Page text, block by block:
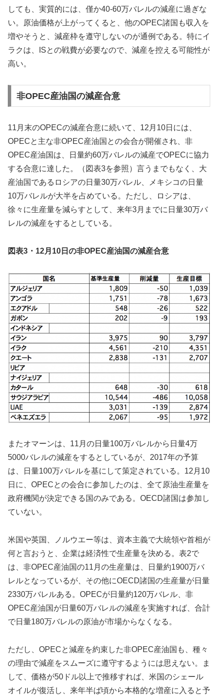
しても、実質的には、僅か40-60万バレルの減産に過ぎな
い。原油価格が上がってくると、他のOPEC諸国も収入を
増やそうと、減産枠を遵守しないのが通例である。特にイ
ラクは、ISとの戦費が必要なので、減産を控える可能性が
高い。
非OPEC産油国の減産合意
11月末のOPECの減産合意に続いて、12月10日には、
OPECと主な非OPEC産油国との会合が開催され、非
OPEC産油国は、日量約60万バレルの減産でOPECに協力
する合意に達した。（図表3を参照）言うまでもなく、大
産油国であるロシアの日量30万バレル、メキシコの日量
10万バレルが大半を占めている。ただし、ロシアは、
徐々に生産量を減らすとして、来年3月までに日量30万バ
レルの減産をするとしている。
図表3・12月10日の非OPEC産油国の減産合意
またオマーンは、11月の日量100万バレルから日量4万
5000バレルの減産をするとしているが、2017年の予算
は、日量100万バレルを基にして策定されている。12月10
日に、OPECとの会合に参加したのは、全て原油生産量を
政府機関が決定できる国のみである。OECD諸国は参加し
ていない。
米国や英国、ノルウエー等は、資本主義で大統領や首相が
何と言おうと、企業は経済性で生産量を決める。表2で
は、非OPEC産油国の11月の生産量は、日量約1900万バ
レルとなっているが、その他にOECD諸国の生産量が日量
2330万バレルある。OPECが日量約120万バレル、非
OPEC産油国が日量60万バレルの減産を実施すれば、合計
で日量180万バレルの原油が市場からなくなる。
ただし、OPECと減産を約束した非OPEC産油国も、種々
の理由で減産をスムーズに遵守するようには思えない。ま
して、価格が50ドル以上で推移すれば、米国のシェール
オイルが復活し、来年半ば頃から本格的な増産に入ると予